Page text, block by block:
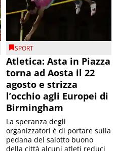
SPORT
Atletica: Asta in Piazza
torna ad Aosta il 22
agosto e strizza
l’occhio agli Europei di
Birmingham
La speranza degli
organizzatori è di portare sulla
pedana del salotto buono
della città alcuni atleti reduci